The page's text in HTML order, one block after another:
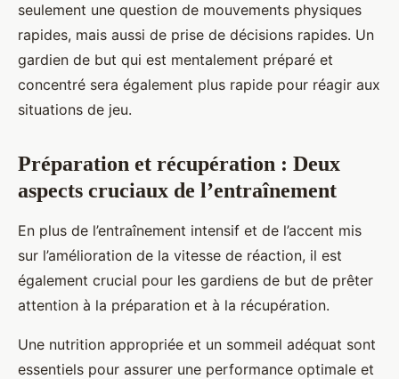
seulement une question de mouvements physiques
rapides, mais aussi de prise de décisions rapides. Un
gardien de but qui est mentalement préparé et
concentré sera également plus rapide pour réagir aux
situations de jeu.
Préparation et récupération : Deux
aspects cruciaux de l’entraînement
En plus de l’entraînement intensif et de l’accent mis
sur l’amélioration de la vitesse de réaction, il est
également crucial pour les gardiens de but de prêter
attention à la préparation et à la récupération.
Une nutrition appropriée et un sommeil adéquat sont
essentiels pour assurer une performance optimale et